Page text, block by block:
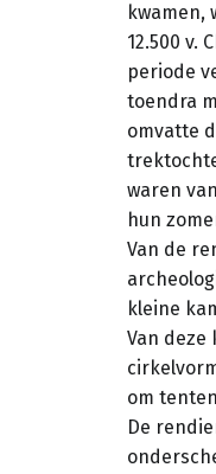
12.500 v.
periode
toendra
omvatte
waren
hun
Van de
kleine
Van
om
De